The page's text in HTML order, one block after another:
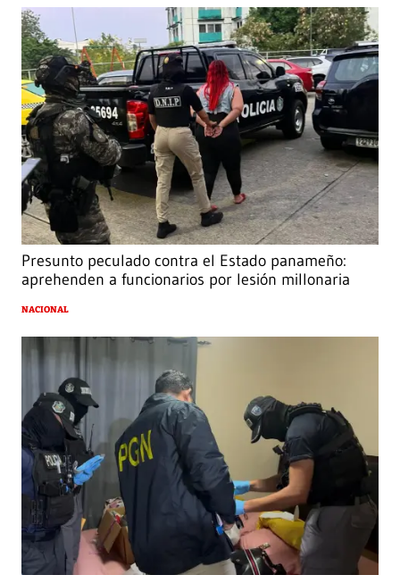
Presunto peculado contra el Estado panameño:
aprehenden a funcionarios por lesión millonaria
NACIONAL